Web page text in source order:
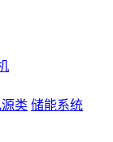
源类 储能系统